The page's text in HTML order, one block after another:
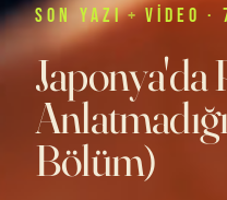
SON YAZI + VIDEO ·
Japonya'da
Bölüm)